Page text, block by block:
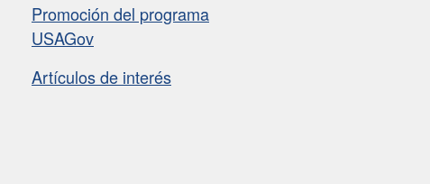
Promoción del programa
USAGov
Artículos de interés